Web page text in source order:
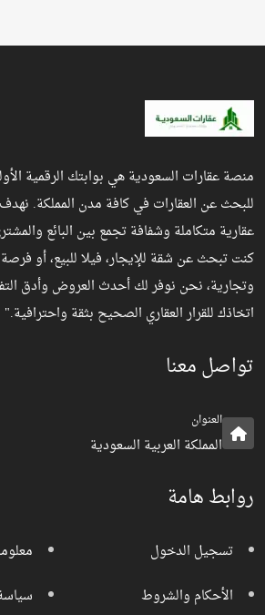
منصة عقارات السعودية هي بوابتك الرقمية
للبحث عن العقارات في كافة مدن المملكة.
عقارية متكاملة وشفافة تجمع بين البائع
كنت تبحث عن شقة للإيجار، فيلا للبيع، أو
وتجارية، نحن نوفر لك أحدث العروض وأدق
اتخاذك للقرار العقاري الصحيح بثقة واحترافية."
تواصل معنا
العنوان
المملكة العربية السعودية
روابط هامة
تسجيل الدخول
الأحكام والشروط